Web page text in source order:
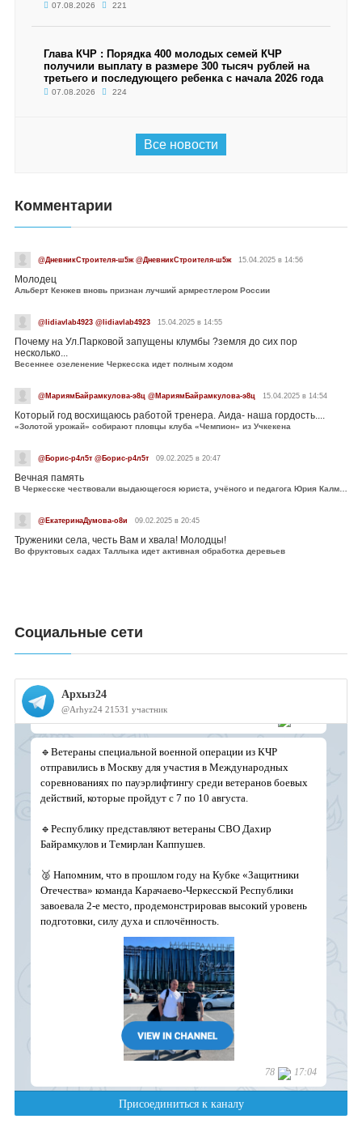
07.08.2026 221
Глава КЧР : Порядка 400 молодых семей КЧР
получили выплату в размере 300 тысяч рублей на
третьего и последующего ребенка с начала 2026 года
07.08.2026 224
Все новости
Комментарии
@ДневникСтроителя-ш5ж @ДневникСтроителя-ш5ж 15.04.2025 в 14:56
Молодец
Альберт Кенжев вновь признан лучший армрестлером России
@lidiavlab4923 @lidiavlab4923 15.04.2025 в 14:55
Почему на Ул.Парковой запущены клумбы ?земля до сих пор
несколько...
Весеннее озеленение Черкесска идет полным ходом
@МариямБайрамкулова-э8ц @МариямБайрамкулова-э8ц 15.04.2025 в 14:54
Который год восхищаюсь работой тренера. Аида- наша гордость....
«Золотой урожай» собирают пловцы клуба «Чемпион» из Учкекена
@Борис-р4л5т @Борис-р4л5т 09.02.2025 в 20:47
Вечная память
В Черкесске чествовали выдающегося юриста, учёного и педагога Юрия Калмыкова
@ЕкатеринаДумова-о8и 09.02.2025 в 20:45
Труженики села, честь Вам и хвала! Молодцы!
Во фруктовых садах Таллыка идет активная обработка деревьев
Социальные сети